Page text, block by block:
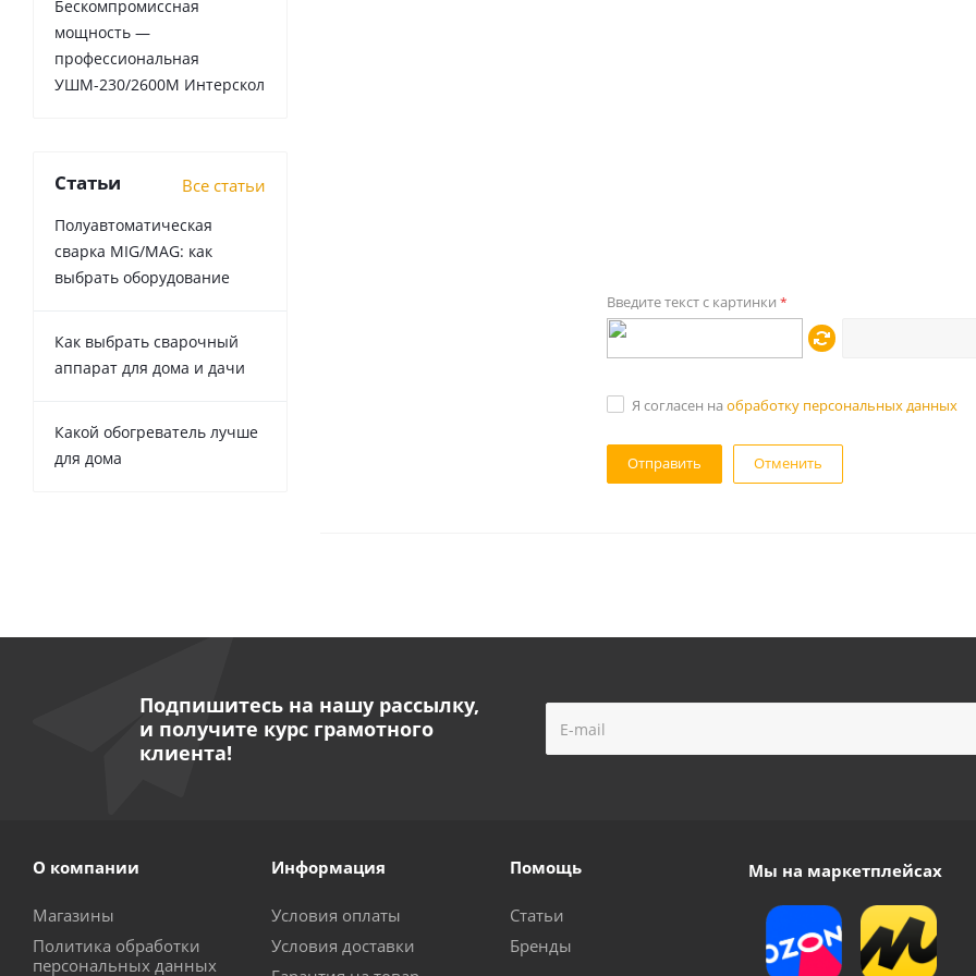
Введите текст с картинки *
Я согласен на обработку персональных данных
Отменить
Бескомпромиссная
мощность —
профессиональная
УШМ-230/2600М Интерскол
Статьи Все статьи
Полуавтоматическая
сварка MIG/MAG: как
выбрать оборудование
Как выбрать сварочный
аппарат для дома и дачи
Какой обогреватель лучше
для дома
Подпишитесь на нашу рассылку,
и получите курс грамотного
клиента!
О компании
Магазины
Политика обработки
персональных данных
Информация
Условия оплаты
Условия доставки
Помощь
Статьи
Бренды
Мы на маркетплейсах